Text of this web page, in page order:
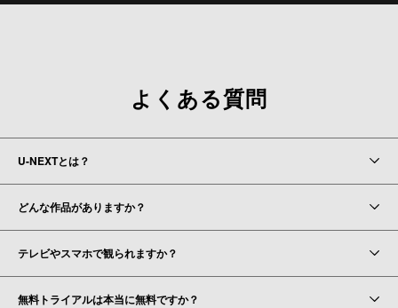
よくある質問
U-NEXTとは？
どんな作品がありますか？
テレビやスマホで観られますか？
無料トライアルは本当に無料ですか？